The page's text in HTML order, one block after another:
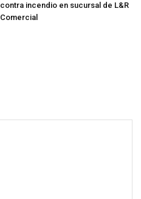
contra incendio en sucursal de L&R
Comercial